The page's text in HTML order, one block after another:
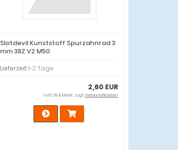
Slotdevil Kunststoff Spurzahnrad 3
mm 38Z V2 M50
Lieferzeit:1-2 Tage
2,60 EUR
inkl. 19 % MwSt. zzgl.Versandkosten